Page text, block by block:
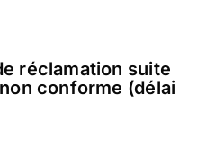
réclamation suite
conforme (délai